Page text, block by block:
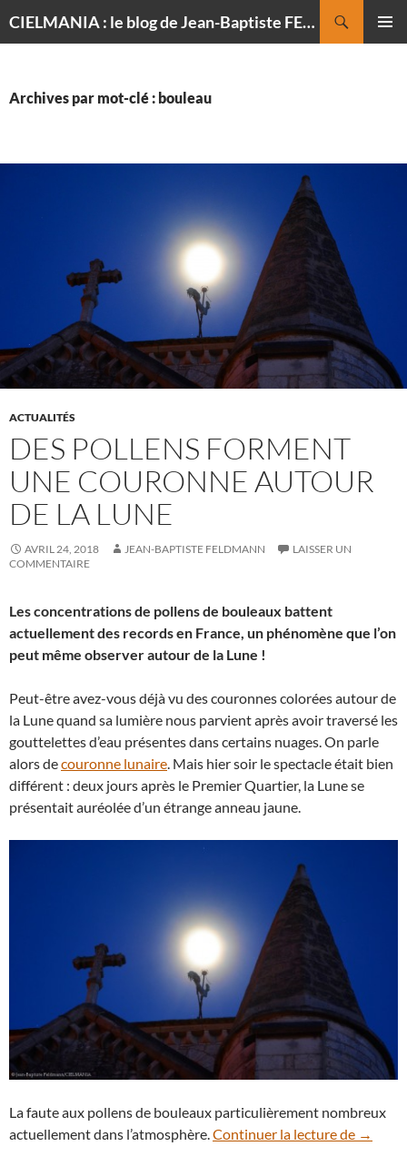
CIELMANIA : le blog de Jean-Baptiste FELDMANN, photographe du ciel
Archives par mot-clé : bouleau
ACTUALITÉS
DES POLLENS FORMENT
UNE COURONNE AUTOUR
DE LA LUNE
AVRIL 24, 2018 JEAN-BAPTISTE FELDMANN
LAISSER UN
COMMENTAIRE
Les concentrations de pollens de bouleaux battent
actuellement des records en France, un phénomène que l’on
peut même observer autour de la Lune !
Peut-être avez-vous déjà vu des couronnes colorées autour de
la Lune quand sa lumière nous parvient après avoir traversé les
gouttelettes d’eau présentes dans certains nuages. On parle
alors decouronne lunaire. Mais hier soir le spectacle était bien
différent : deux jours après le Premier Quartier, la Lune se
présentait auréolée d’un étrange anneau jaune.
La faute aux pollens de bouleaux particulièrement nombreux
actuellement dans l’atmosphère.Continuer la lecture de Des
→